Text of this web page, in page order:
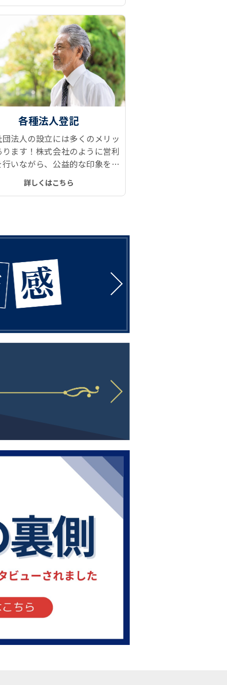
各種法人登記
団法人の設立には多くのメリッ
ります！株式会社のように営利
行いながら、公益的な印象を持
れるブランド力と信用力、設立
安さもアピールポイントの一つ
詳しくはこちら